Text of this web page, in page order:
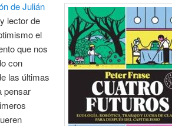
de Julián
lector de
el
que nos
con
las últimas
pensar